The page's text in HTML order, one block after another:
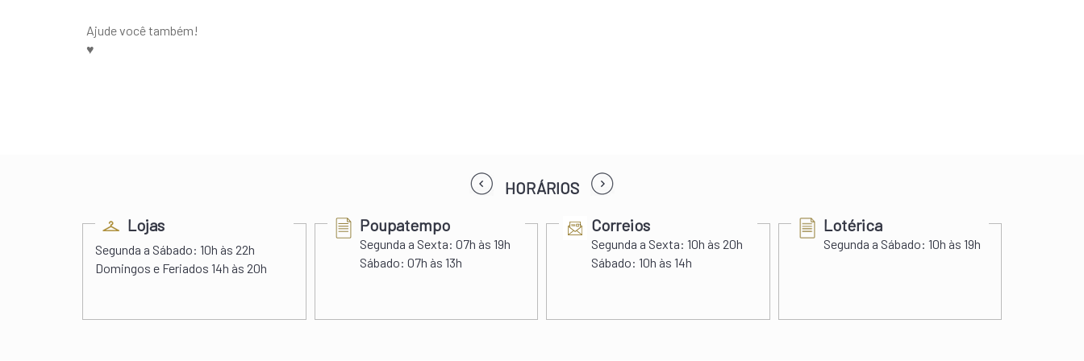
Ajude você também!
♥️
HORÁRIOS
Lojas
Segunda a Sábado: 10h às 22h
Domingos e Feriados 14h às 20h
Poupatempo
Segunda a Sexta: 07h às 19h
Sábado: 07h às 13h
Correios
Segunda a Sexta: 10h às 20h
Sábado: 10h às 14h
Lotérica
Segunda a Sábado: 10h às 19h
prev